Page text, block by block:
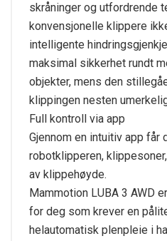
skråninger og utfordrende
konvensjonelle klippere
intelligente
maksimal sikkerhet rundt
objekter, mens den
klippingen nesten
Full kontroll via app
Gjennom en intuitiv app får
robotklipperen,
av klippehøyde.
Mammotion LUBA 3 AWD
for deg som krever en
helautomatisk plenpleie i